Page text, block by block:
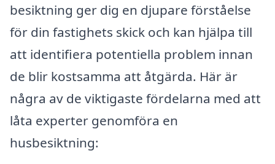
besiktning ger dig en djupare förståelse
för din fastighets skick och kan hjälpa till
att identifiera potentiella problem innan
de blir kostsamma att åtgärda. Här är
några av de viktigaste fördelarna med att
låta experter genomföra en
husbesiktning: